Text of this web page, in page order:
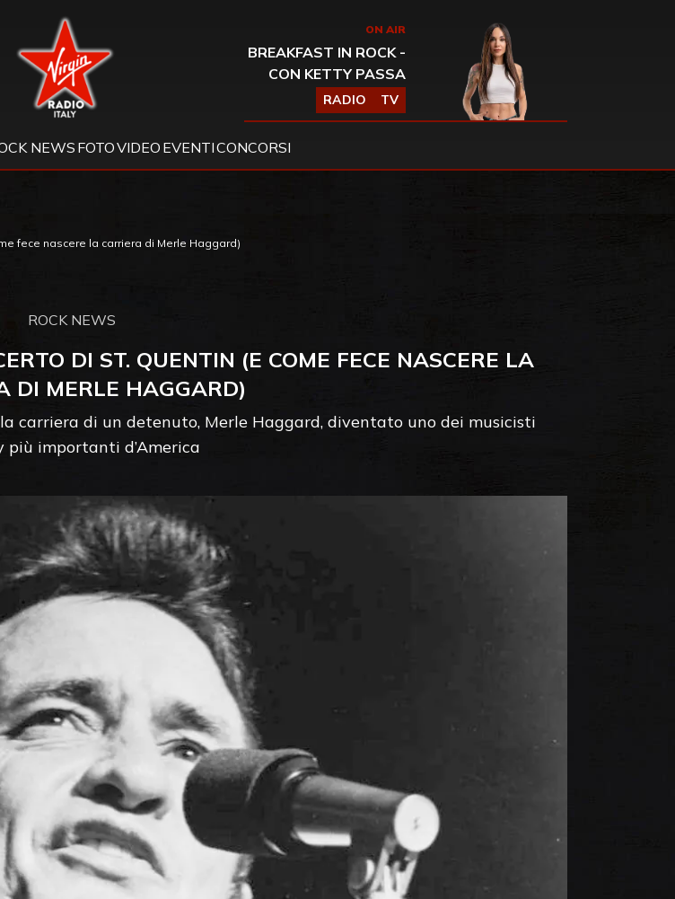
Virgin Radio ON AIR
BREAKFAST IN ROCK -
CON KETTY PASSA
RADIO TV
NEWS FOTOVIDEO EVENTICONCORSI
fece nascere la carriera di Merle Haggard)
ROCK NEWS
DI ST. QUENTIN (E COME FECE NASCERE LA
DI MERLE HAGGARD)
carriera di un detenuto, Merle Haggard, diventato uno dei musicisti
più importanti d’America